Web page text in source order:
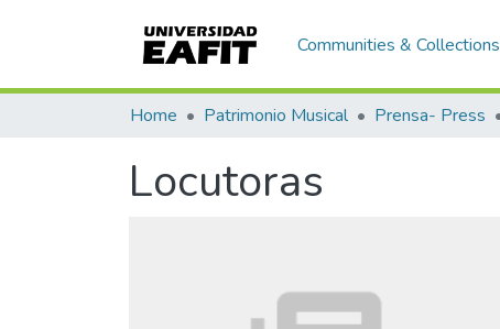
Communities & Collections
Home Patrimonio Musical Prensa- Press
Locutoras